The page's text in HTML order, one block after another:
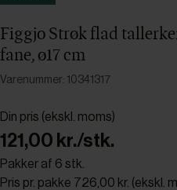
Figgjo Strøk flad
fane, ø17 cm
Varenummer: 10341317
Din pris (ekskl. moms)
121,00 kr./stk.
Pakker af 6 stk.
Pris pr. pakke 726,00 kr. (ekskl.